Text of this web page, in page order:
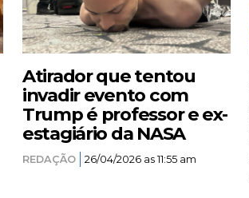
Atirador que tentou
invadir evento com
Trump é professor e ex-
estagiário da NASA
REDAÇÃO 26/04/2026 as 11:55 am